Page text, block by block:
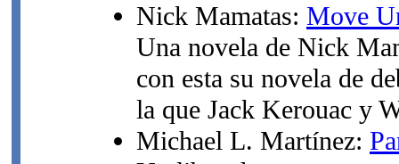
Nick Mamatas: Move
Una novela de Nick
con esta su novela de
la que Jack Kerouac y
Michael L. Martínez: